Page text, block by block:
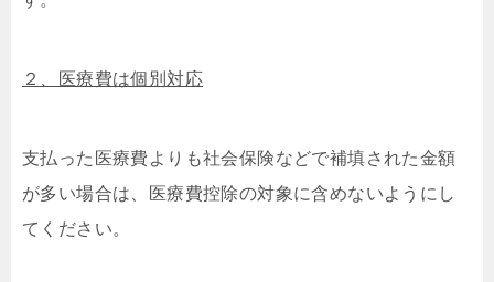
２、医療費は個別対応
支払った医療費よりも社会保険などで補填された金額
が多い場合は、医療費控除の対象に含めないようにし
てください。